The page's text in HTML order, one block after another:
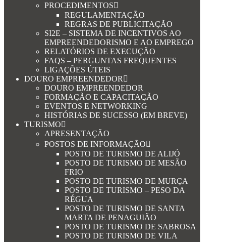
PROCEDIMENTOS
REGULAMENTAÇÃO
REGRAS DE PUBLICITAÇÃO
SI2E – SISTEMA DE INCENTIVOS AO
EMPREENDEDORISMO E AO EMPREGO
RELATÓRIOS DE EXECUÇÃO
FAQS – PERGUNTAS FREQUENTES
LIGAÇÕES ÚTEIS
DOURO EMPREENDEDOR
DOURO EMPREENDEDOR
FORMAÇÃO E CAPACITAÇÃO
EVENTOS E NETWORKING
HISTÓRIAS DE SUCESSO (EM BREVE)
TURISMO
APRESENTAÇÃO
POSTOS DE INFORMAÇÃO
POSTO DE TURISMO DE ALIJÓ
POSTO DE TURISMO DE MESÃO
FRIO
POSTO DE TURISMO DE MURÇA
POSTO DE TURISMO – PESO DA
RÉGUA
POSTO DE TURISMO DE SANTA
MARTA DE PENAGUIÃO
POSTO DE TURISMO DE SABROSA
POSTO DE TURISMO DE VILA